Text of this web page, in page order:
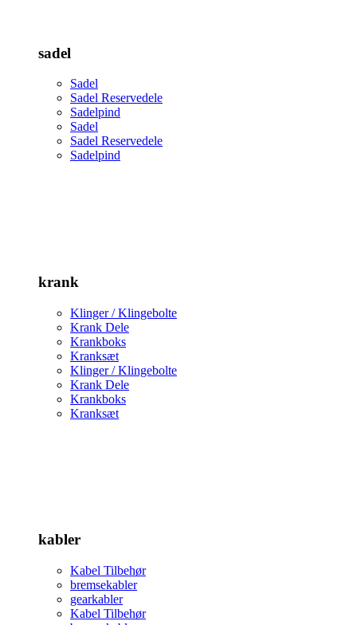
sadel
Sadel
Sadel Reservedele
Sadelpind
Sadel
Sadel Reservedele
Sadelpind
krank
Klinger / Klingebolte
Krank Dele
Krankboks
Kranksæt
Klinger / Klingebolte
Krank Dele
Krankboks
Kranksæt
kabler
Kabel Tilbehør
bremsekabler
gearkabler
Kabel Tilbehør